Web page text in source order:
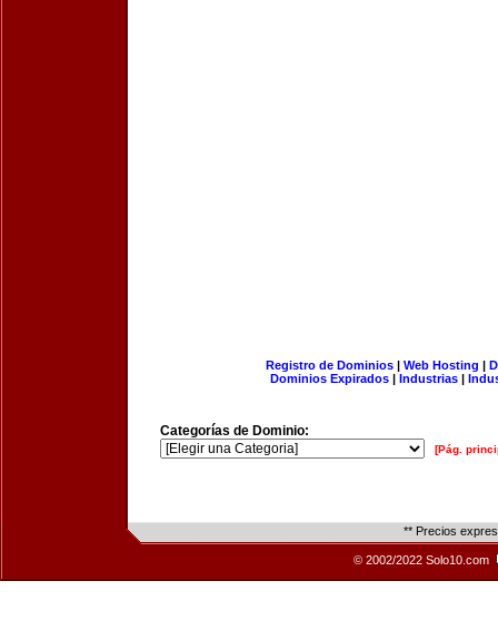
Registro de Dominios| Web Hosting |
Dominios Expirados | Industrias |
Categorías de Dominio:
[Pág.
** Precios
© 2002/2022 Solo10.com